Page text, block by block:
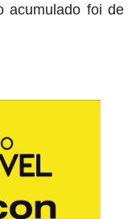
acumulado foi de